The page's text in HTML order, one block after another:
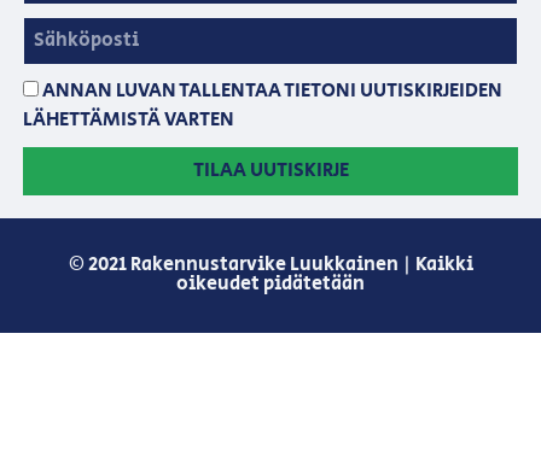
ANNAN LUVAN TALLENTAA TIETONI UUTISKIRJEIDEN
LÄHETTÄMISTÄ VARTEN
TILAA UUTISKIRJE
© 2021 Rakennustarvike Luukkainen | Kaikki
oikeudet pidätetään